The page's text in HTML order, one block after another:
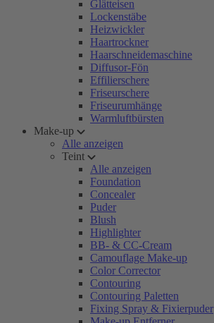
Glätteisen
Lockenstäbe
Heizwickler
Haartrockner
Haarschneidemaschine
Diffusor-Fön
Effilierschere
Friseurschere
Friseurumhänge
Warmluftbürsten
Make-up
Alle anzeigen
Teint
Alle anzeigen
Foundation
Concealer
Puder
Blush
Highlighter
BB- & CC-Cream
Camouflage Make-up
Color Corrector
Contouring
Contouring Paletten
Fixing Spray & Fixierpuder